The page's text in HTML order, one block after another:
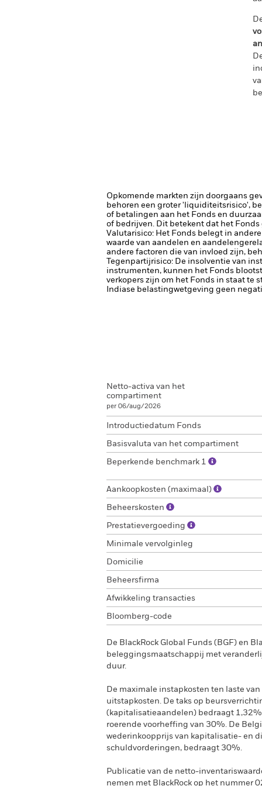
Opkomende markten zijn doorgaans
behoren een groter 'liquiditeitsrisico',
of betalingen aan het Fonds en
of bedrijven. Dit betekent dat het
Valutarisico: Het Fonds belegt in
waarde van aandelen en
andere factoren die van invloed zijn,
Tegenpartijrisico: De insolventie van
instrumenten, kunnen het Fonds
verkopers zijn om het Fonds in staat te
Indiase belastingwetgeving geen
Netto-activa van het
compartiment
per 06/aug/2026
Introductiedatum Fonds
Basisvaluta van het compartiment
Beperkende benchmark 1
Aankoopkosten (maximaal)
Beheerskosten
Prestatievergoeding
Minimale vervolginleg
Domicilie
Beheersfirma
Afwikkeling transacties
Bloomberg-code
De BlackRock Global Funds (BGF) en
beleggingsmaatschappij met
duur.
De maximale instapkosten ten laste
uitstapkosten. De taks op
(kapitalisatieaandelen) bedraagt
roerende voorheffing van 30%. De
wederinkoopprijs van kapitalisatie- en
schuldvorderingen, bedraagt 30%.
Publicatie van de netto-
nemen met BlackRock op het nummer